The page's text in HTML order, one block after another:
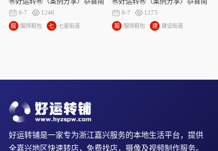
湖区七星街道七星路815号母婴
店7天成功转出
8-7 1246
服
服饰鞋包
七
七星街道
湖区建国南路内衣店合作20天成
功转出
8-7 1275
服
服饰鞋包
建
建设街道
好运转铺是一家专为浙江嘉兴服务的本地生活平台，提供
全嘉兴地区快速转店，免费找店，摄像及视频制作服务。